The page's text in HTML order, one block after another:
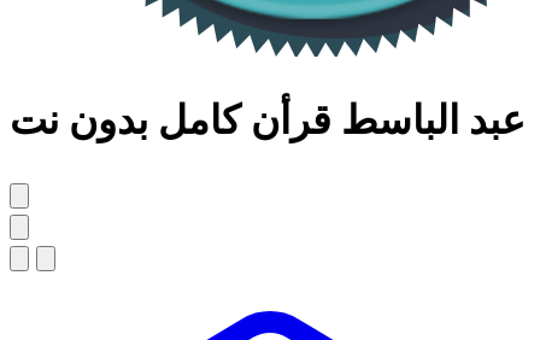
عبد الباسط قرأن كامل بدون نت